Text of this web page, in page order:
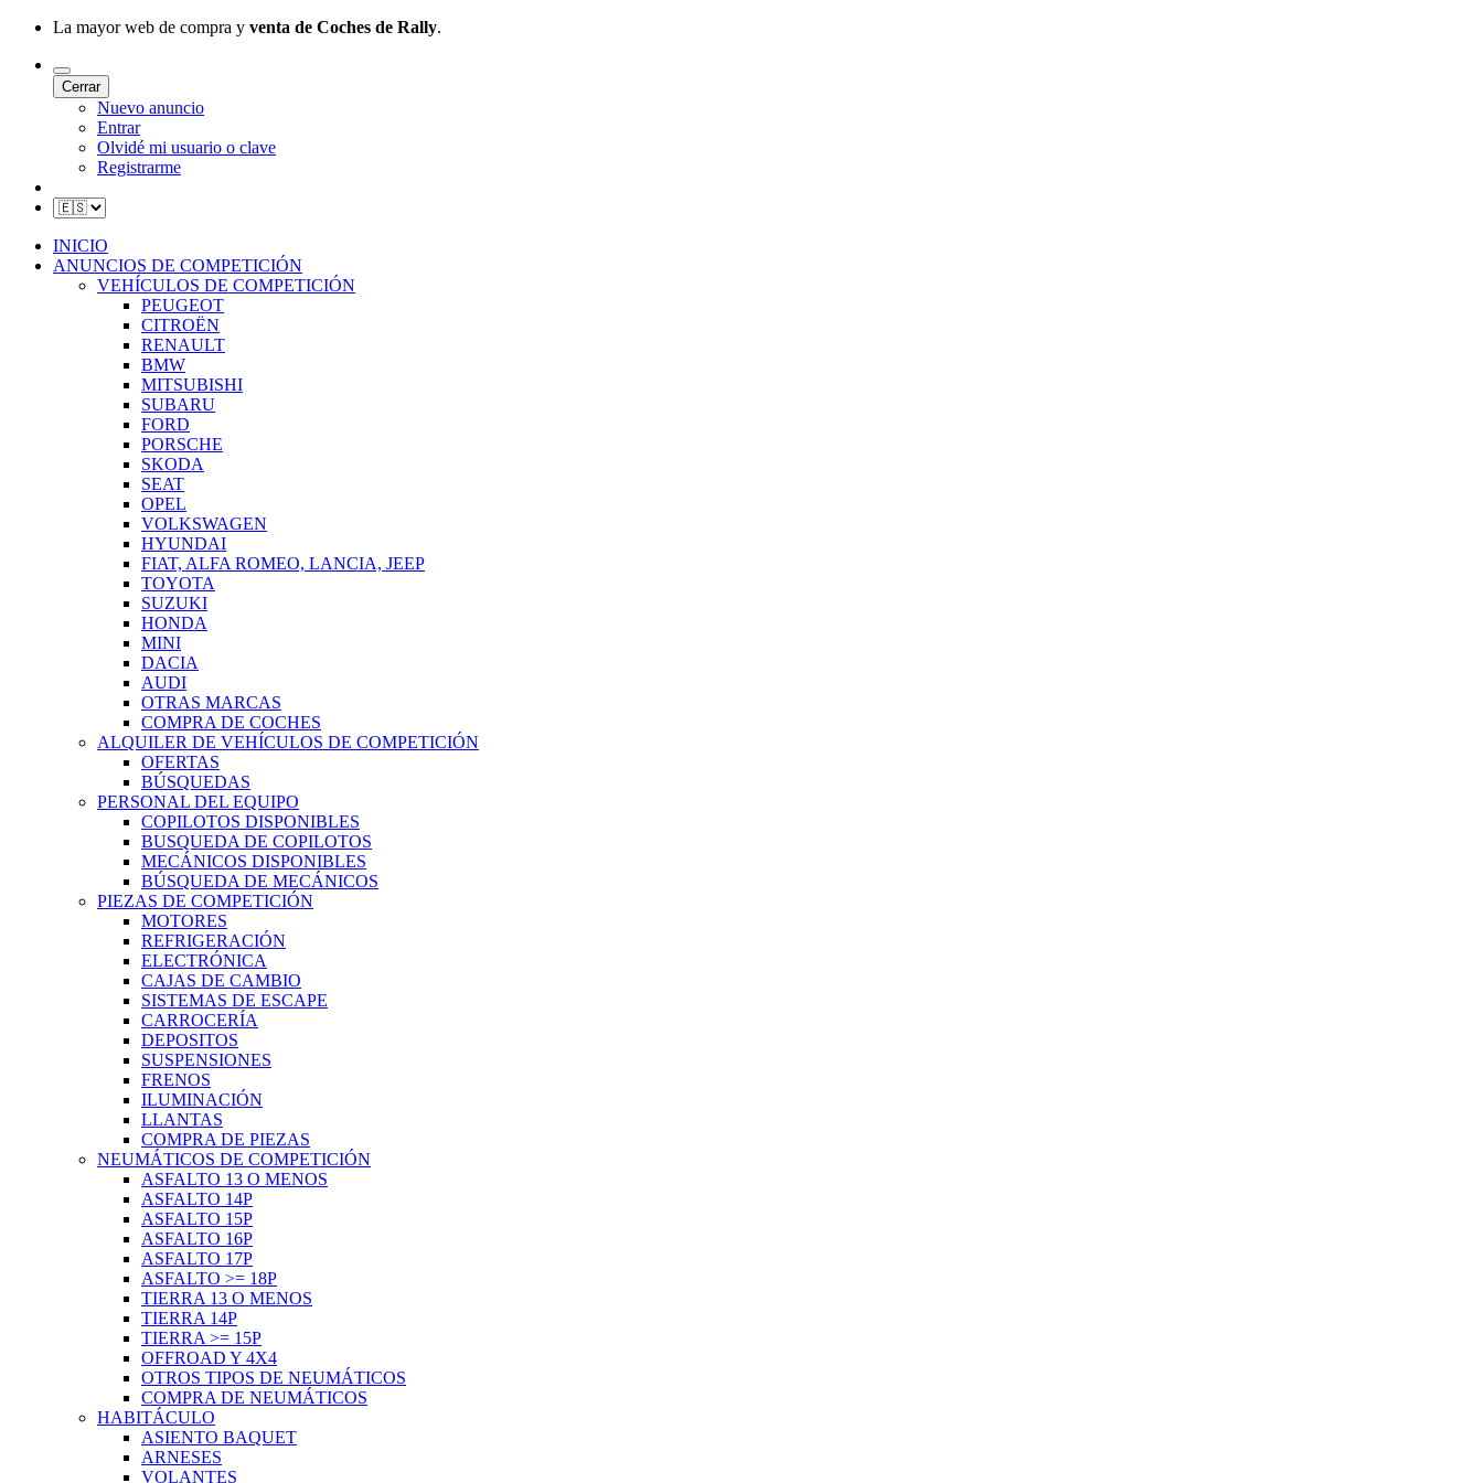
La mayor web de compra y venta de Coches de Rally.
Cerrar
Nuevo anuncio
Entrar
Olvidé mi usuario o clave
Registrarme
INICIO
ANUNCIOS DE COMPETICIÓN
VEHÍCULOS DE COMPETICIÓN
PEUGEOT
CITROËN
RENAULT
BMW
MITSUBISHI
SUBARU
FORD
PORSCHE
SKODA
SEAT
OPEL
VOLKSWAGEN
HYUNDAI
FIAT, ALFA ROMEO, LANCIA, JEEP
TOYOTA
SUZUKI
HONDA
MINI
DACIA
AUDI
OTRAS MARCAS
COMPRA DE COCHES
ALQUILER DE VEHÍCULOS DE COMPETICIÓN
OFERTAS
BÚSQUEDAS
PERSONAL DEL EQUIPO
COPILOTOS DISPONIBLES
BUSQUEDA DE COPILOTOS
MECÁNICOS DISPONIBLES
BÚSQUEDA DE MECÁNICOS
PIEZAS DE COMPETICIÓN
MOTORES
REFRIGERACIÓN
ELECTRÓNICA
CAJAS DE CAMBIO
SISTEMAS DE ESCAPE
CARROCERÍA
DEPOSITOS
SUSPENSIONES
FRENOS
ILUMINACIÓN
LLANTAS
COMPRA DE PIEZAS
NEUMÁTICOS DE COMPETICIÓN
ASFALTO 13 O MENOS
ASFALTO 14P
ASFALTO 15P
ASFALTO 16P
ASFALTO 17P
ASFALTO >= 18P
TIERRA 13 O MENOS
TIERRA 14P
TIERRA >= 15P
OFFROAD Y 4X4
OTROS TIPOS DE NEUMÁTICOS
COMPRA DE NEUMÁTICOS
HABITÁCULO
ASIENTO BAQUET
ARNESES
VOLANTES